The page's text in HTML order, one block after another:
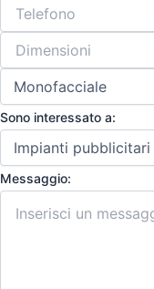
Sono interessato a:
Messaggio: